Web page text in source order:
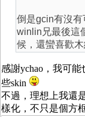
倒是gcin有沒有
winlin兄最後這
候，還蠻喜歡
感謝ychao，我可
些skin
不過，理想上我還
樣化，不只是個方